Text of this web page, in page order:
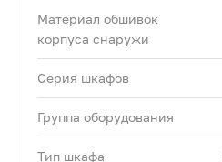
Материал обшивок
корпуса снаружи
Серия шкафов
Группа оборудования
Тип шкафа